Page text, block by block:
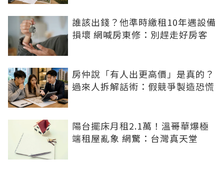
誰該出錢？他準時繳租10年遇設備
損壞 網喊房東修：別趕走好房客
房仲說「有人出更高價」是真的？
過來人拆解話術：假競爭製造恐慌
陽台擺床月租2.1萬！溫哥華爆極
端租屋亂象 網驚：台灣真天堂